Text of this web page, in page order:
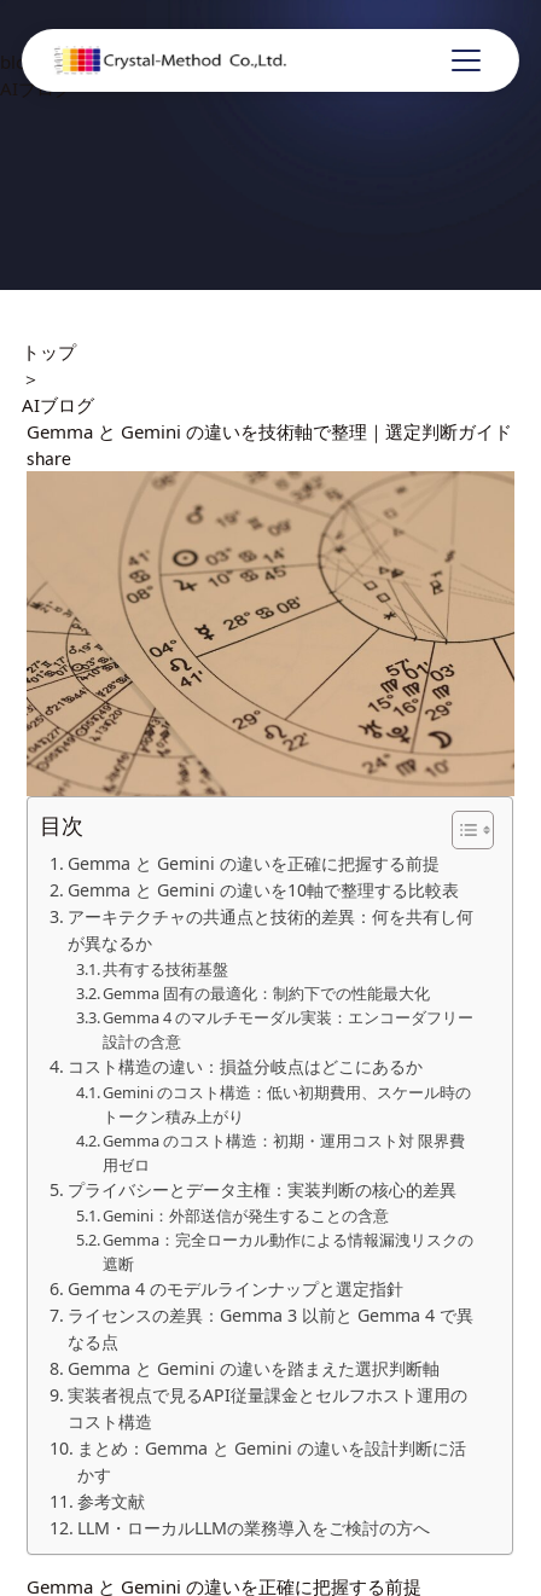
blog
AIブログ
トップ
＞
AIブログ
Gemma と Gemini の違いを技術軸で整理｜選定判断ガイド
share
目次
Gemma と Gemini の違いを正確に把握する前提
Gemma と Gemini の違いを10軸で整理する比較表
アーキテクチャの共通点と技術的差異：何を共有し何
が異なるか
共有する技術基盤
Gemma 固有の最適化：制約下での性能最大化
Gemma 4 のマルチモーダル実装：エンコーダフリー
設計の含意
コスト構造の違い：損益分岐点はどこにあるか
Gemini のコスト構造：低い初期費用、スケール時の
トークン積み上がり
Gemma のコスト構造：初期・運用コスト対 限界費
用ゼロ
プライバシーとデータ主権：実装判断の核心的差異
Gemini：外部送信が発生することの含意
Gemma：完全ローカル動作による情報漏洩リスクの
遮断
Gemma 4 のモデルラインナップと選定指針
ライセンスの差異：Gemma 3 以前と Gemma 4 で異
なる点
Gemma と Gemini の違いを踏まえた選択判断軸
実装者視点で見るAPI従量課金とセルフホスト運用の
コスト構造
まとめ：Gemma と Gemini の違いを設計判断に活
かす
参考文献
LLM・ローカルLLMの業務導入をご検討の方へ
Gemma と Gemini の違いを正確に把握する前提